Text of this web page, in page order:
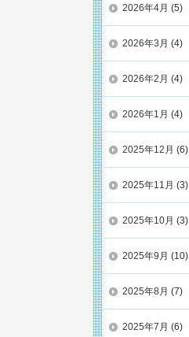
2026年4月 (5)
2026年3月 (4)
2026年2月 (4)
2026年1月 (4)
2025年12月 (6)
2025年11月 (3)
2025年10月 (3)
2025年9月 (10)
2025年8月 (7)
2025年7月 (6)